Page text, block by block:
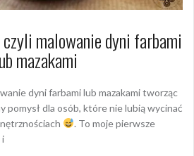
malowanie dyni farbami
mazakami
dyni farbami lub mazakami tworząc
pomysł dla osób, które nie lubią wycinać
. To moje pierwsze
i